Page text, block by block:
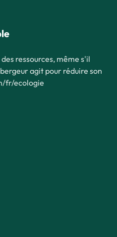
ressources, même s'il
agit pour réduire son
fr/ecologie